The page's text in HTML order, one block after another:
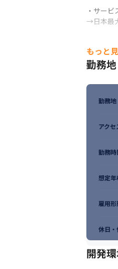
・サー
→日本最
→現場の
もっと
勤務
勤務地
アクセ
勤務時
想定年
雇用形
休日・
開発